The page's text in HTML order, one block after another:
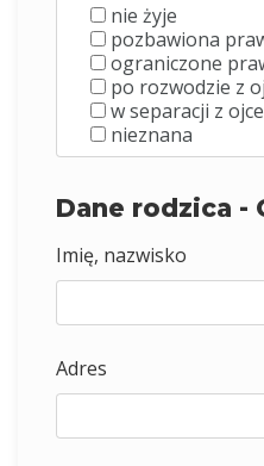
nie żyje
pozbawiona
ograniczone
po rozwodzie z
w separacji z
nieznana
Dane rodzica -
Imię, nazwisko
Adres